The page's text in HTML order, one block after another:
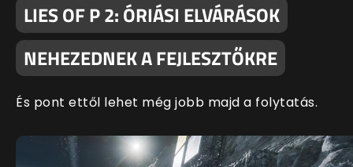
LIES OF P 2: ÓRIÁSI ELVÁRÁSOK
NEHEZEDNEK A FEJLESZTŐKRE
És pont ettől lehet még jobb majd a folytatás.